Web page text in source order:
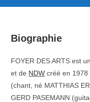
Biographie
FOYER DES ARTS est
et de NDW créé en 1978
(chant, né MATTHIAS
GERD PASEMANN